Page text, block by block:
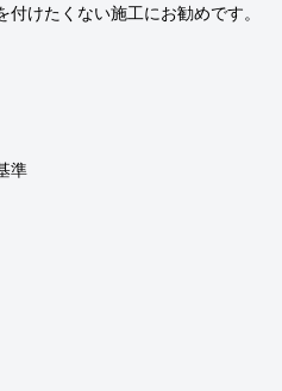
けたくない施工にお勧めです。
準